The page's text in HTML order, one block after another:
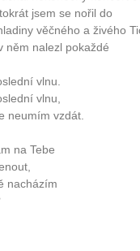
jsem se nořil do
věčného a živého
něm nalezl pokaždé
vlnu.
vlnu,
neumím vzdát.
na Tebe
nacházím